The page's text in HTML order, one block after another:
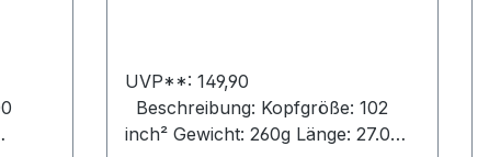
UVP**: 149,90
Beschreibung: Kopfgröße: 102
inch² Gewicht: 260g Länge: 27.0